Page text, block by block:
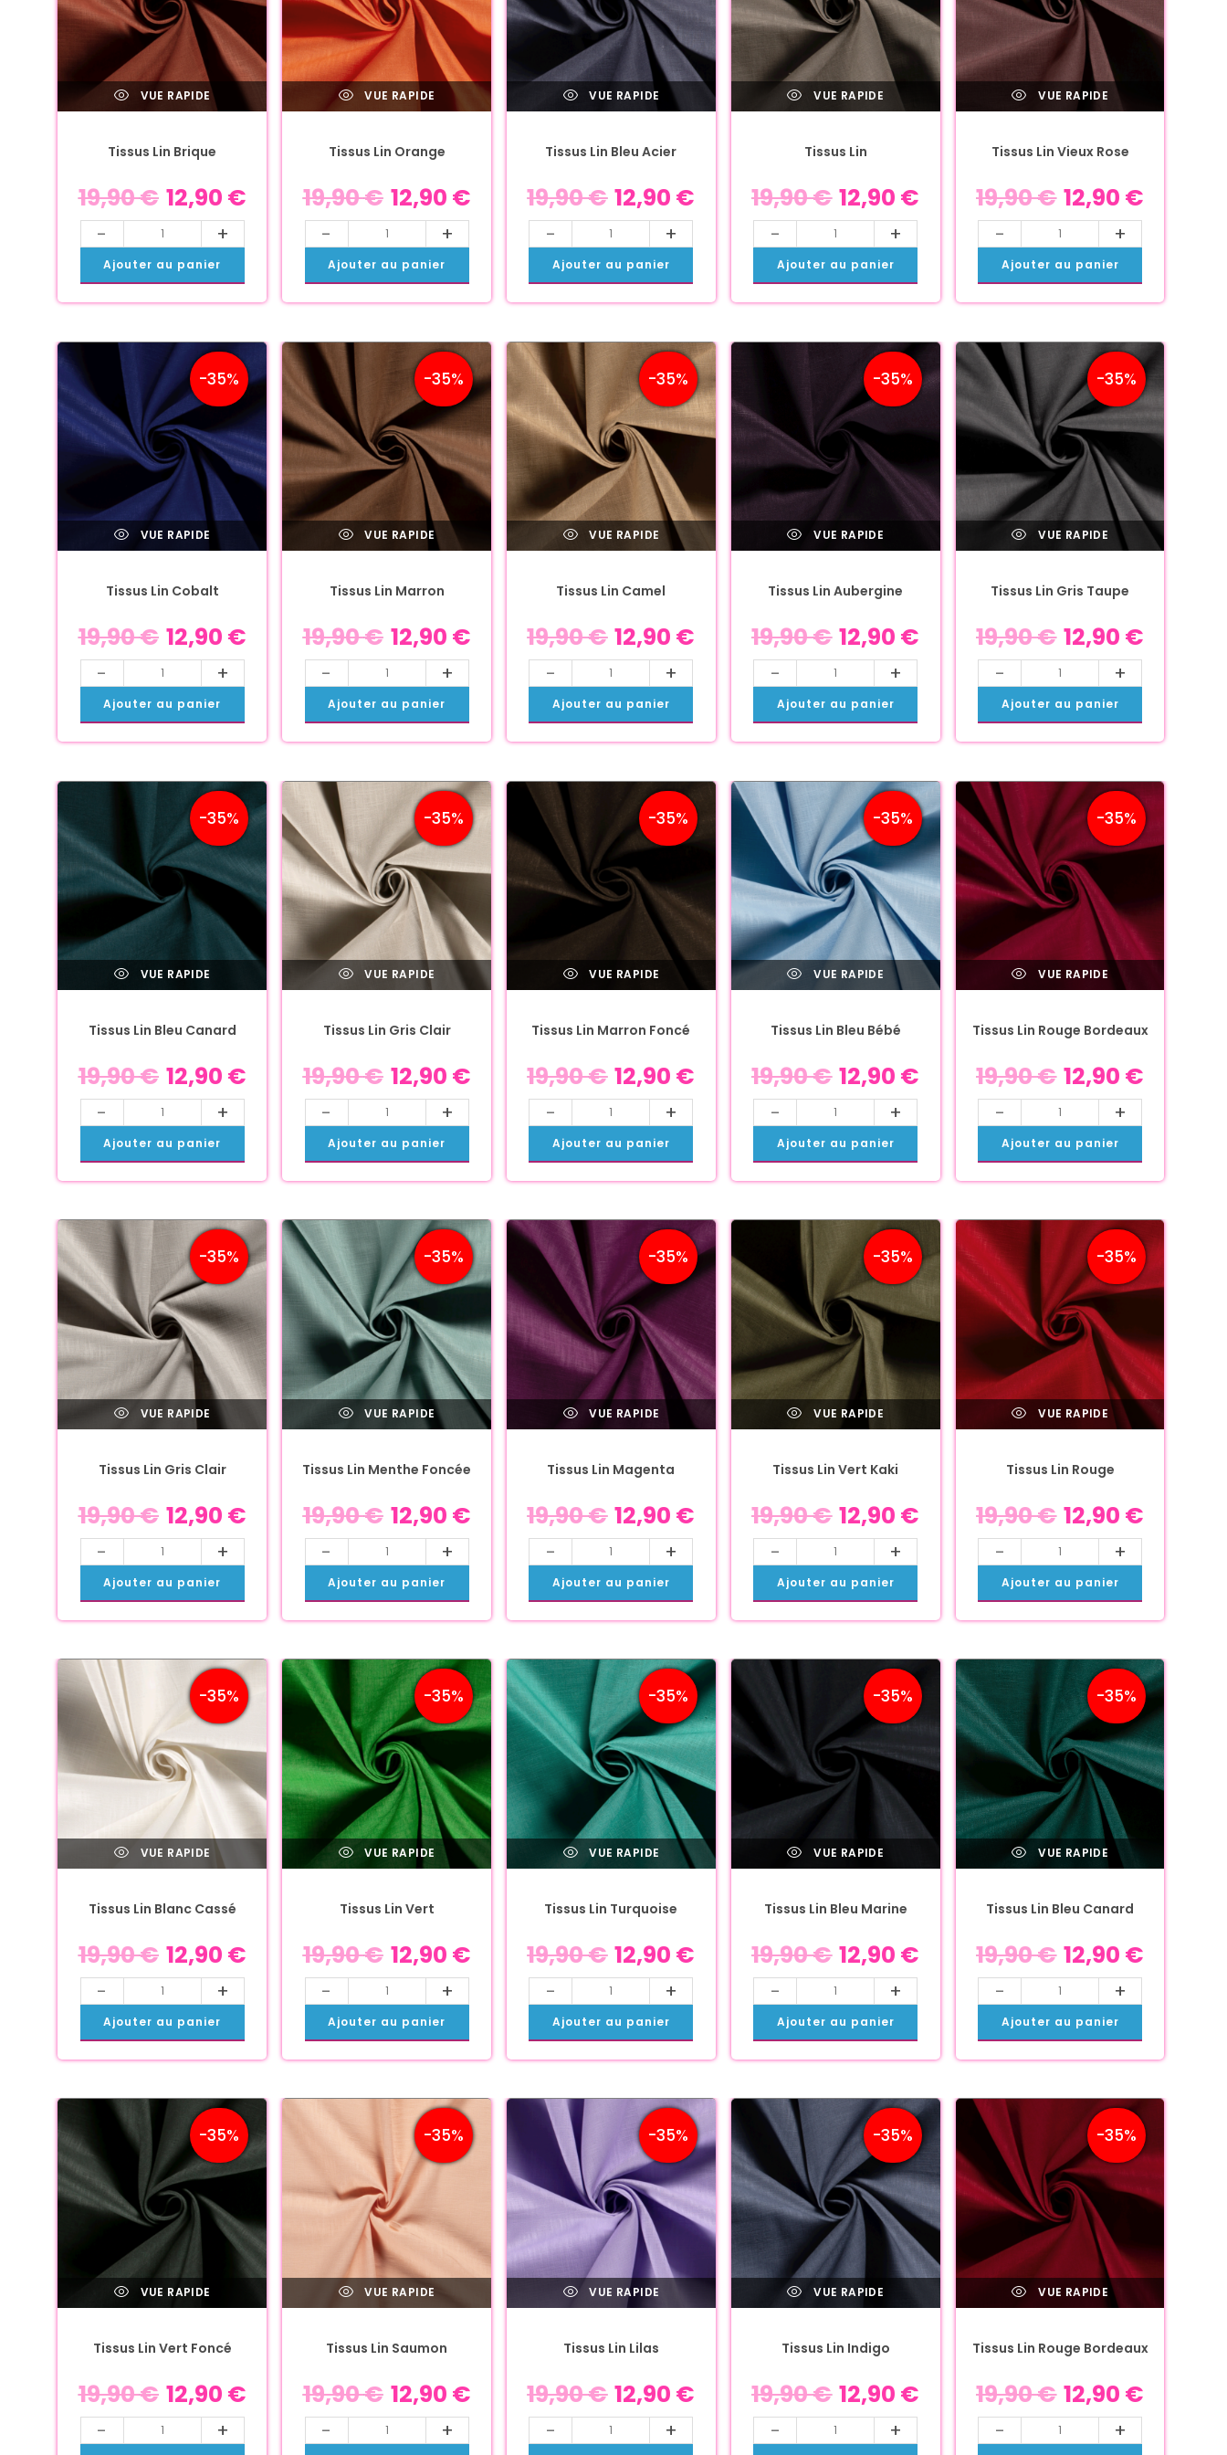
VUE RAPIDE
Tissus Lin Brique
19,90€ 12,90 €
- +
Ajouter au panier
VUE RAPIDE
Tissus Lin Orange
19,90€ 12,90 €
- +
Ajouter au panier
VUE RAPIDE
Tissus Lin Bleu Acier
19,90€ 12,90 €
- +
Ajouter au panier
VUE RAPIDE
Tissus Lin
19,90€ 12,90 €
- +
Ajouter au panier
VUE RAPIDE
Tissus Lin Vieux Rose
19,90€ 12,90 €
- +
Ajouter au panier
-35%
VUE RAPIDE
Tissus Lin Cobalt
19,90€ 12,90 €
- +
Ajouter au panier
-35%
VUE RAPIDE
Tissus Lin Marron
19,90€ 12,90 €
- +
Ajouter au panier
-35%
VUE RAPIDE
Tissus Lin Camel
19,90€ 12,90 €
- +
Ajouter au panier
-35%
VUE RAPIDE
Tissus Lin Aubergine
19,90€ 12,90 €
- +
Ajouter au panier
-35%
VUE RAPIDE
Tissus Lin Gris Taupe
19,90€ 12,90 €
- +
Ajouter au panier
-35%
VUE RAPIDE
Tissus Lin Bleu Canard
19,90€ 12,90 €
- +
Ajouter au panier
-35%
VUE RAPIDE
Tissus Lin Gris Clair
19,90€ 12,90 €
- +
Ajouter au panier
-35%
VUE RAPIDE
Tissus Lin Marron Foncé
19,90€ 12,90 €
- +
Ajouter au panier
-35%
VUE RAPIDE
Tissus Lin Bleu Bébé
19,90€ 12,90 €
- +
Ajouter au panier
-35%
VUE RAPIDE
Tissus Lin Rouge Bordeaux
19,90€ 12,90 €
- +
Ajouter au panier
-35%
VUE RAPIDE
Tissus Lin Gris Clair
19,90€ 12,90 €
- +
Ajouter au panier
-35%
VUE RAPIDE
Tissus Lin Menthe Foncée
19,90€ 12,90 €
- +
Ajouter au panier
-35%
VUE RAPIDE
Tissus Lin Magenta
19,90€ 12,90 €
- +
Ajouter au panier
-35%
VUE RAPIDE
Tissus Lin Vert Kaki
19,90€ 12,90 €
- +
Ajouter au panier
-35%
VUE RAPIDE
Tissus Lin Rouge
19,90€ 12,90 €
- +
Ajouter au panier
-35%
VUE RAPIDE
Tissus Lin Blanc Cassé
19,90€ 12,90 €
- +
Ajouter au panier
-35%
VUE RAPIDE
Tissus Lin Vert
19,90€ 12,90 €
- +
Ajouter au panier
-35%
VUE RAPIDE
Tissus Lin Turquoise
19,90€ 12,90 €
- +
Ajouter au panier
-35%
VUE RAPIDE
Tissus Lin Bleu Marine
19,90€ 12,90 €
- +
Ajouter au panier
-35%
VUE RAPIDE
Tissus Lin Bleu Canard
19,90€ 12,90 €
- +
Ajouter au panier
-35%
VUE RAPIDE
Tissus Lin Vert Foncé
19,90€ 12,90 €
- +
-35%
VUE RAPIDE
Tissus Lin Saumon
19,90€ 12,90 €
- +
-35%
VUE RAPIDE
Tissus Lin Lilas
19,90€ 12,90 €
- +
-35%
VUE RAPIDE
Tissus Lin Indigo
19,90€ 12,90 €
- +
-35%
VUE RAPIDE
Tissus Lin Rouge Bordeaux
19,90€ 12,90 €
- +